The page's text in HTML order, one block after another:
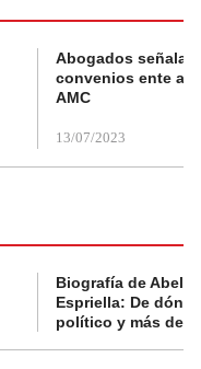
Abogados
convenios ente
AMC
13/07/2023
Biografía de
Espriella: De
político y más del